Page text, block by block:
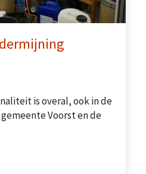
is overal, ook in de
Voorst en de